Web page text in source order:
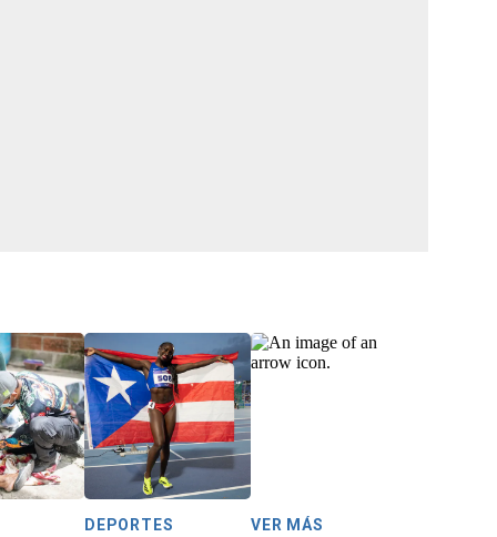
DEPORTES VER MÁS